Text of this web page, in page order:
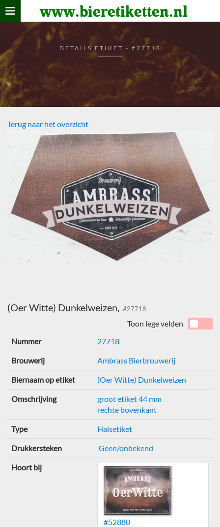
www.bieretiketten.nl
Home
verzamelen
De bierkaart
Bezoekers
DETAILS ETIKET - #27718
Terug naar het overzicht
(Oer Witte) Dunkelweizen, #27718
Toon lege velden
Nummer
27718
Brouwerij Ambrass Bierbrouwerij
Biernaam op etiket (Oer Witte) Dunkelweizen
Omschrijving
groot etiket 44 mm
rechte bovenkant
Type Halsetiket
Drukkersteken Geen/onbekend
Hoort bij
#52880